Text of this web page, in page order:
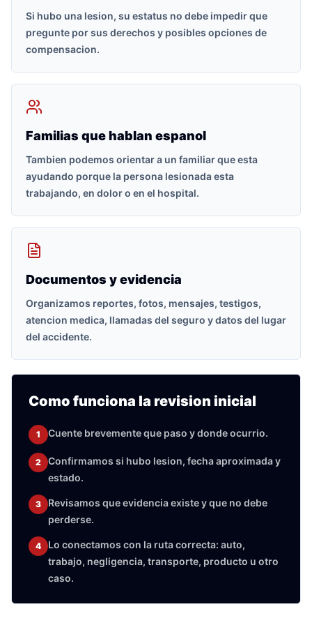
Si hubo una lesion, su estatus no debe impedir que
pregunte por sus derechos y posibles opciones de
compensacion.
Familias que hablan espanol
Tambien podemos orientar a un familiar que esta
ayudando porque la persona lesionada esta
trabajando, en dolor o en el hospital.
Documentos y evidencia
Organizamos reportes, fotos, mensajes, testigos,
atencion medica, llamadas del seguro y datos del lugar
del accidente.
Como funciona la revision inicial
1 Cuente brevemente que paso y donde ocurrio.
2
Confirmamos si hubo lesion, fecha aproximada y
estado.
3
Revisamos que evidencia existe y que no debe
perderse.
4
Lo conectamos con la ruta correcta: auto,
trabajo, negligencia, transporte, producto u otro
caso.